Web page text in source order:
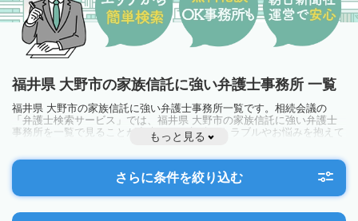
福井県 大野市の家族信託に強い弁護士事務所 一覧
福井県 大野市の家族信託に強い弁護士事務所一覧です。相続会議の
「弁護士検索サービス」では、福井県 大野市の家族信託に強い弁護士
事務所を一覧で見ることが出来ます。相続のトラブルやお悩みを抱えて
いる方は一度近隣の弁護士に相談してみましょう。
もっと見る
さらに条件を絞り込む